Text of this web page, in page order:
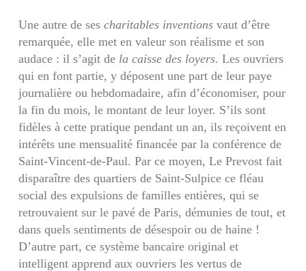
Une autre de ses charitables inventionsvaut d’être
remarquée, elle met en valeur son réalisme et son
audace : il s’agit de la caisse des loyers. Les ouvriers
qui en font partie, y déposent une part de leur paye
journalière ou hebdomadaire, afin d’économiser, pour
la fin du mois, le montant de leur loyer. S’ils sont
fidèles à cette pratique pendant un an, ils reçoivent en
intérêts une mensualité financée par la conférence de
Saint-Vincent-de-Paul. Par ce moyen, Le Prevost fait
disparaître des quartiers de Saint-Sulpice ce fléau
social des expulsions de familles entières, qui se
retrouvaient sur le pavé de Paris, démunies de tout, et
dans quels sentiments de désespoir ou de haine !
D’autre part, ce système bancaire original et
intelligent apprend aux ouvriers les vertus de